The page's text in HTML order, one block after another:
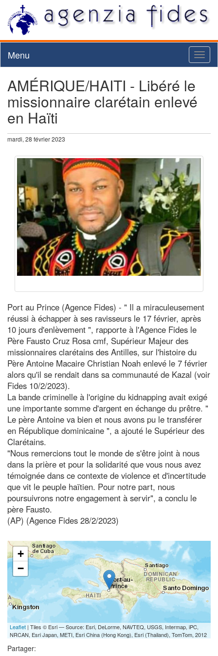
Menu
AMÉRIQUE/HAITI - Libéré le
missionnaire clarétain enlevé
en Haïti
mardi, 28 février 2023
Port au Prince (Agence Fides) - " Il a miraculeusement
réussi à échapper à ses ravisseurs le 17 février, après
10 jours d'enlèvement ", rapporte à l'Agence Fides le
Père Fausto Cruz Rosa cmf, Supérieur Majeur des
missionnaires clarétains des Antilles, sur l'histoire du
Père Antoine Macaire Christian Noah enlevé le 7 février
alors qu'il se rendait dans sa communauté de Kazal (voir
Fides 10/2/2023).
La bande criminelle à l'origine du kidnapping avait exigé
une importante somme d'argent en échange du prêtre. "
Le père Antoine va bien et nous avons pu le transférer
en République dominicaine ", a ajouté le Supérieur des
Clarétains.
"Nous remercions tout le monde de s'être joint à nous
dans la prière et pour la solidarité que vous nous avez
témoignée dans ce contexte de violence et d'incertitude
que vit le peuple haïtien. Pour notre part, nous
poursuivrons notre engagement à servir", a conclu le
père Fausto.
(AP) (Agence Fides 28/2/2023)
+
−
Leaflet | Tiles © Esri — Source: Esri, DeLorme, NAVTEQ, USGS, Intermap, iPC,
NRCAN, Esri Japan, METI, Esri China (Hong Kong), Esri (Thailand), TomTom, 2012
Partager: